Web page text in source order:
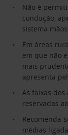
Não é
condução,
sistema
Em áreas
em que não
mais
apresenta
As faixas
reservadas
Recomenda-
médias